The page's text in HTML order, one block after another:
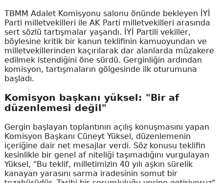
TBMM Adalet Komisyonu salonu önünde bekleyen İYİ
Parti milletvekilleri ile AK Parti milletvekilleri arasında
sert sözlü tartışmalar yaşandı. İYİ Partili vekiller,
böylesine kritik bir kanun teklifinin kamuoyundan ve
milletvekillerinden kaçırılarak dar alanlarda müzakere
edilmek istendiğini öne sürdü. Gerginliğin ardından
komisyon, tartışmaların gölgesinde ilk oturumuna
başladı.
Komisyon başkanı yüksel: "Bir af
düzenlemesi değil"
Gergin başlayan toplantının açılış konuşmasını yapan
Komisyon Başkanı Cüneyt Yüksel, düzenlemenin
içeriğine dair net mesajlar verdi. Söz konusu teklifin
kesinlikle bir genel af niteliği taşımadığını vurgulayan
Yüksel, "Bu teklif, milletimizin 40 yılı aşkın sürelik
kanayan yarasını sarma iradesinin somut bir